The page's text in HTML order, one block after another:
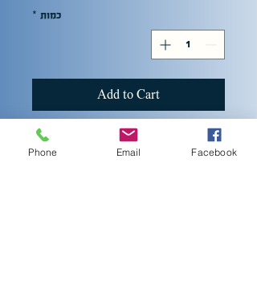
כמות *
Add to Cart
Hofi Round punch.
10mm
Phone Email Facebook